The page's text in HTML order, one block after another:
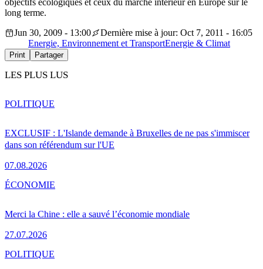
objectifs écologiques et ceux du marché intérieur en Europe sur le
long terme.
Jun 30, 2009 - 13:00
Dernière mise à jour: Oct 7, 2011 - 16:05
Energie, Environnement et TransportEnergie & Climat
Print Partager
LES PLUS LUS
EXCLUSIF : L'Islande demande à Bruxelles de ne pas s'immiscer
dans son référendum sur l'UE
07.08.2026
POLITIQUE
Merci la Chine : elle a sauvé l’économie mondiale
27.07.2026
ÉCONOMIE
POLITIQUE